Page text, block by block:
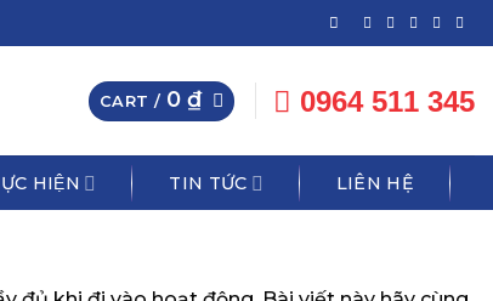
CART / 0₫ 0964 511 345
HIỆN TIN TỨC LIÊN HỆ